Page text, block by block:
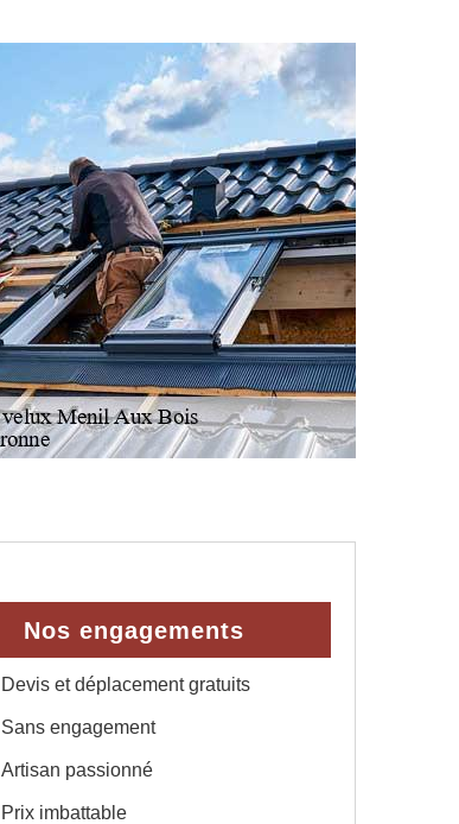
Nos engagements
Devis et déplacement gratuits
Sans engagement
Artisan passionné
Prix imbattable